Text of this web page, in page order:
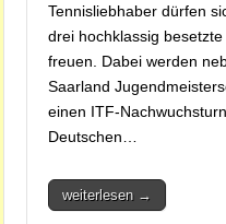
Tennisliebhaber dürfen
drei hochklassig
freuen. Dabei werden
Saarland
einen ITF-
Deutschen…
weiterlesen →